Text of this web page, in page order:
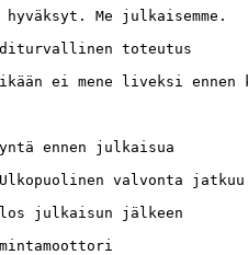
Me julkaisemme.
toteutus
ei mene liveksi
ennen julkaisua
valvonta jatkuu
julkaisun jälkeen